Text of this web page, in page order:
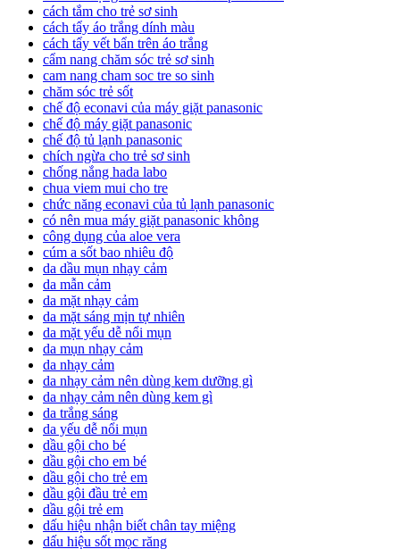
cách tắm cho trẻ sơ sinh
cách tẩy áo trắng dính màu
cách tẩy vết bẩn trên áo trắng
cẩm nang chăm sóc trẻ sơ sinh
cam nang cham soc tre so sinh
chăm sóc trẻ sốt
chế độ econavi của máy giặt panasonic
chế độ máy giặt panasonic
chế độ tủ lạnh panasonic
chích ngừa cho trẻ sơ sinh
chống nắng hada labo
chua viem mui cho tre
chức năng econavi của tủ lạnh panasonic
có nên mua máy giặt panasonic không
công dụng của aloe vera
cúm a sốt bao nhiêu độ
da dầu mụn nhạy cảm
da mẫn cảm
da mặt nhạy cảm
da mặt sáng mịn tự nhiên
da mặt yếu dễ nổi mụn
da mụn nhạy cảm
da nhạy cảm
da nhạy cảm nên dùng kem dưỡng gì
da nhạy cảm nên dùng kem gì
da trắng sáng
da yếu dễ nổi mụn
dầu gội cho bé
dầu gội cho em bé
dầu gội cho trẻ em
dầu gội đầu trẻ em
dầu gội trẻ em
dấu hiệu nhận biết chân tay miệng
dấu hiệu sốt mọc răng